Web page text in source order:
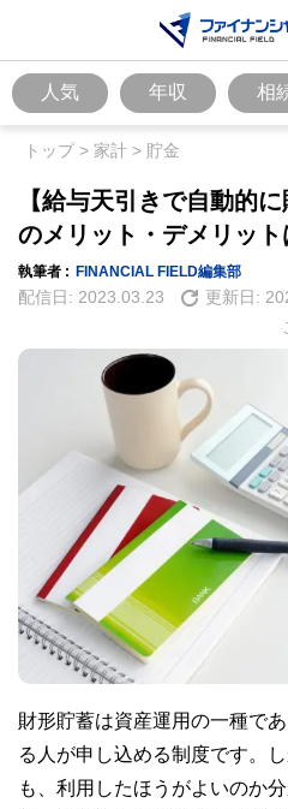
人気 年収 相
トップ> 家計 > 貯金
【給与天引きで自動的
のメリット・デメリット
執筆者 : FINANCIAL FIELD編集部
配信日: 2023.03.23 更新日:
財形貯蓄は資産運用の一種で
る人が申し込める制度です。
も、利用したほうがよいのか